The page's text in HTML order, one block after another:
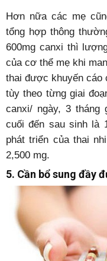
Hơn nữa các mẹ
tổng hợp thông
600mg canxi thì
của cơ thể mẹ khi
thai được khuyến cáo
tùy theo từng giai
canxi/ ngày, 3 tháng
cuối đến sau sinh là
phát triển của thai
2,500 mg.
5. Cần bổ sung đầy